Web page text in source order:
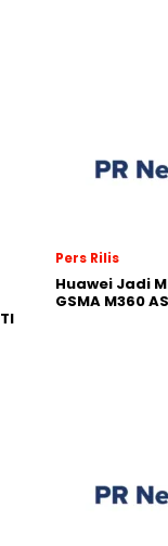
Pers Rilis
Huawei Jadi
GSMA M360